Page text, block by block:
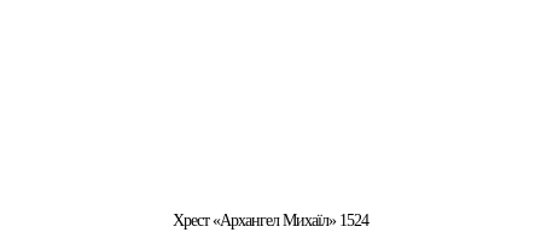
Хрест «Архангел Михаїл» 1524